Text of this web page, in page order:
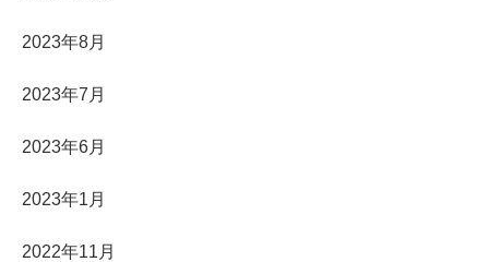
2023年8月
2023年7月
2023年6月
2023年1月
2022年11月